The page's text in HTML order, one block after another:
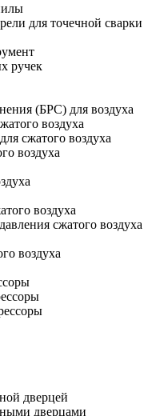
для точечной сварки
ручек
(БРС) для воздуха
воздуха
сжатого воздуха
воздуха
воздуха
сжатого воздуха
воздуха
дверцей
дверцами